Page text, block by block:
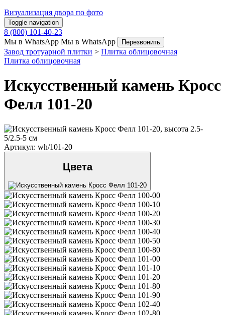
Визуализация двора по фото
Toggle navigation
8 (800) 101-40-23
Мы в WhatsApp Мы в WhatsApp Перезвонить
Завод тротуарной плитки > Плитка облицовочная
Плитка облицовочная
Искусственный камень Кросс
Фелл 101-20
Артикул: wh/101-20
Цвета